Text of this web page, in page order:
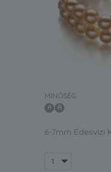
MINŐSÉG:
6-7mm Édesvízi